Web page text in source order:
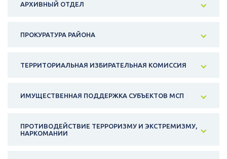
АРХИВНЫЙ ОТДЕЛ
ПРОКУРАТУРА РАЙОНА
ТЕРРИТОРИАЛЬНАЯ ИЗБИРАТЕЛЬНАЯ КОМИССИЯ
ИМУЩЕСТВЕННАЯ ПОДДЕРЖКА СУБЪЕКТОВ МСП
ПРОТИВОДЕЙСТВИЕ ТЕРРОРИЗМУ И ЭКСТРЕМИЗМУ,
НАРКОМАНИИ